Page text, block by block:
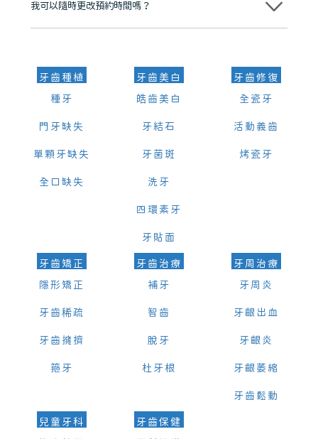
我可以隨時更改預約時間嗎？
可以，請盡早通過wechat或whatsapp聯絡我們，告知我們你原本預約
牙齒種植
種牙
門牙缺失
單顆牙缺失
全口缺失
牙齒美白
皓齒美白
牙結石
牙菌斑
洗牙
四環素牙
牙貼面
牙齒修復
全瓷牙
活動義齒
烤瓷牙
牙齒矯正
隱形矯正
牙齒稀疏
牙齒擁擠
箍牙
牙齒治療
補牙
智齒
脫牙
杜牙根
牙周治療
牙周炎
牙齦出血
牙齦炎
牙齦萎縮
牙齒鬆動
兒童牙科
牙齒保健